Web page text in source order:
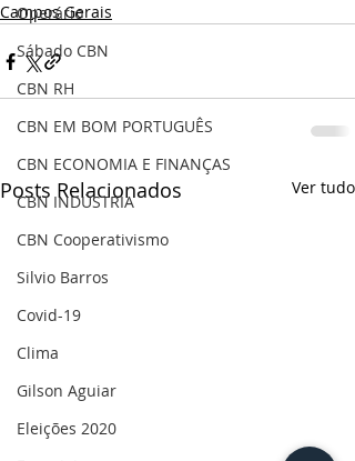
Operário
Sábado CBN
CBN RH
CBN EM BOM PORTUGUÊS
CBN ECONOMIA E FINANÇAS
CBN INDÚSTRIA
CBN Cooperativismo
Silvio Barros
Covid-19
Clima
Gilson Aguiar
Eleições 2020
Campos Gerais
Posts Relacionados Ver tudo